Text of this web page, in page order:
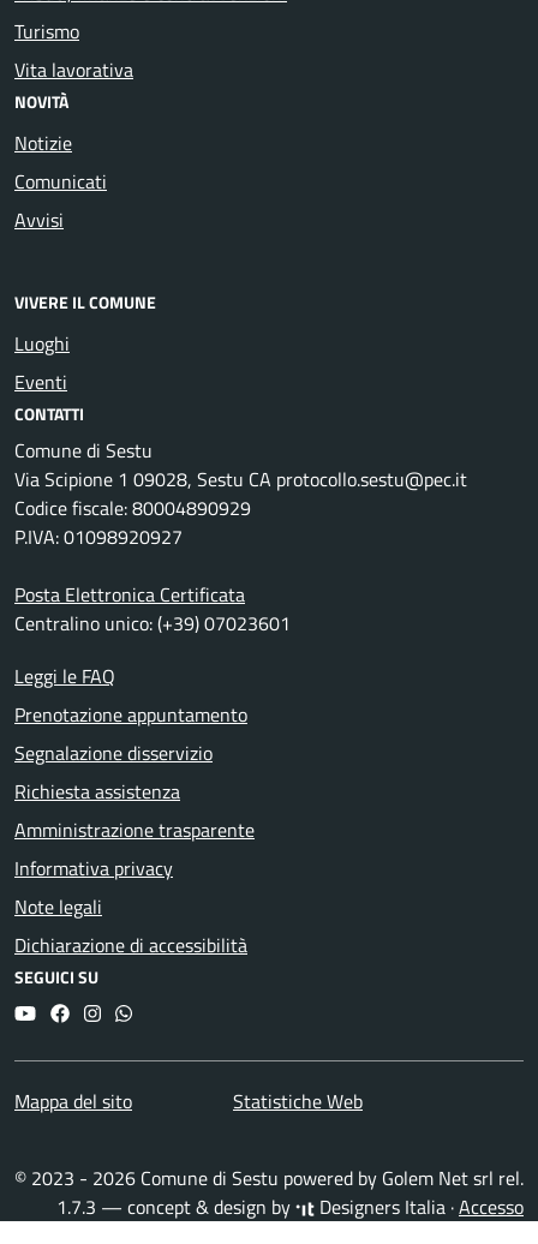
Turismo
Vita lavorativa
NOVITÀ
Notizie
Comunicati
Avvisi
VIVERE IL COMUNE
Luoghi
Eventi
CONTATTI
Comune di Sestu
Via Scipione 1 09028, Sestu CA protocollo.sestu@pec.it
Codice fiscale: 80004890929
P.IVA: 01098920927
Posta Elettronica Certificata
Centralino unico: (+39) 07023601
Leggi le FAQ
Prenotazione appuntamento
Segnalazione disservizio
Richiesta assistenza
Amministrazione trasparente
Informativa privacy
Note legali
Dichiarazione di accessibilità
SEGUICI SU
YouTubeFacebookInstagram
Whatsapp
Mappa del sito Statistiche Web
© 2023 - 2026 Comune di Sestu powered by Golem Net srl rel.
1.7.3 — concept & design by
Designers Italia ·Accesso